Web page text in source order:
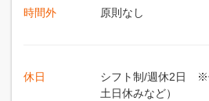
時間外 原則なし
休日
シフト制/週休2日 ※
土日休みなど）